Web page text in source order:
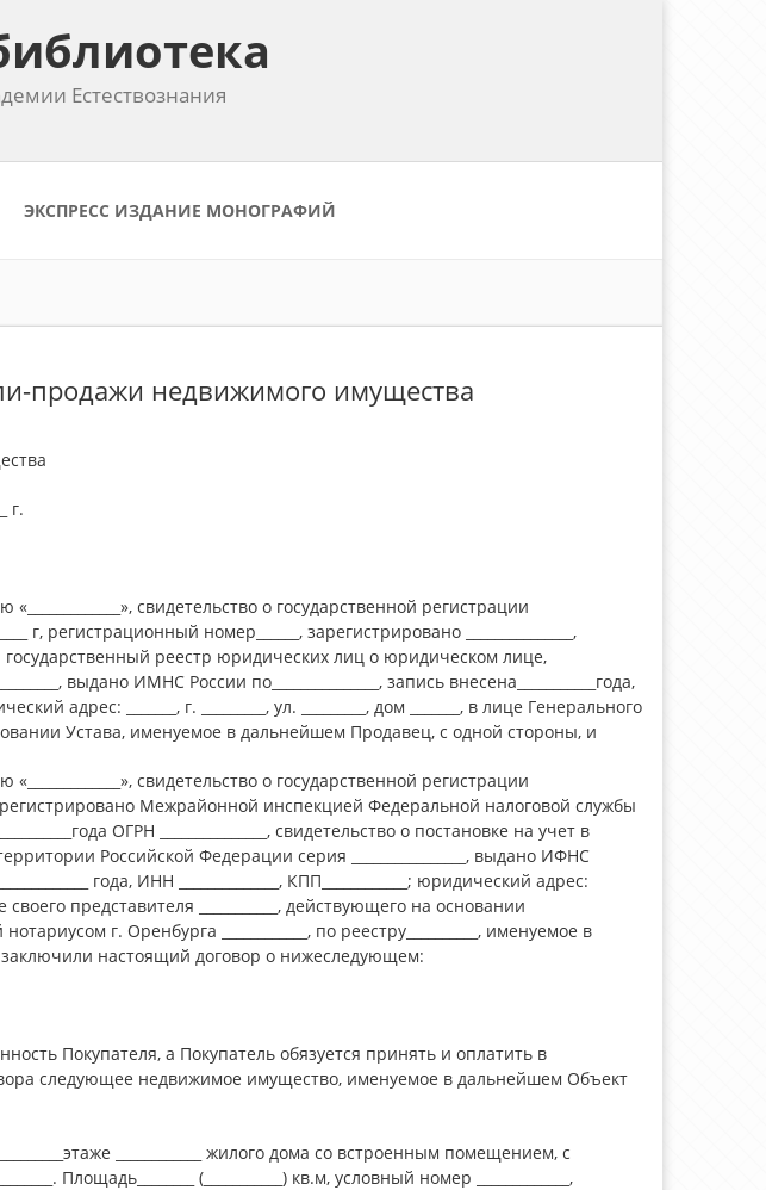
Естествознания
ЭКСПРЕСС ИЗДАНИЕ МОНОГРАФИЙ
продажи недвижимого имущества
г.
свидетельство о государственной регистрации
г, регистрационный номер______, зарегистрировано _______________,
реестр юридических лиц о юридическом лице,
выдано ИМНС России по_______________, запись внесена___________года,
адрес: _______, г. _________, ул. _________, дом _______, в лице Генерального
Устава, именуемое в дальнейшем Продавец, с одной стороны, и
свидетельство о государственной регистрации
Межрайонной инспекцией Федеральной налоговой службы
ОГРН _______________, свидетельство о постановке на учет в
Российской Федерации серия ________________, выдано ИФНС
года, ИНН ______________, КПП____________; юридический адрес:
своего представителя ___________, действующего на основании
г. Оренбурга ____________, по реестру__________, именуемое в
настоящий договор о нижеследующем:
Покупателя, а Покупатель обязуется принять и оплатить в
следующее недвижимое имущество, именуемое в дальнейшем Объект
____________ жилого дома со встроенным помещением, с
Площадь________ (___________) кв.м, условный номер _____________,